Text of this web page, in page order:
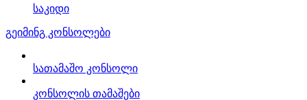
საკიდი
გეიმინგ კონსოლები
სათამაშო კონსოლი
კონსოლის თამაშები